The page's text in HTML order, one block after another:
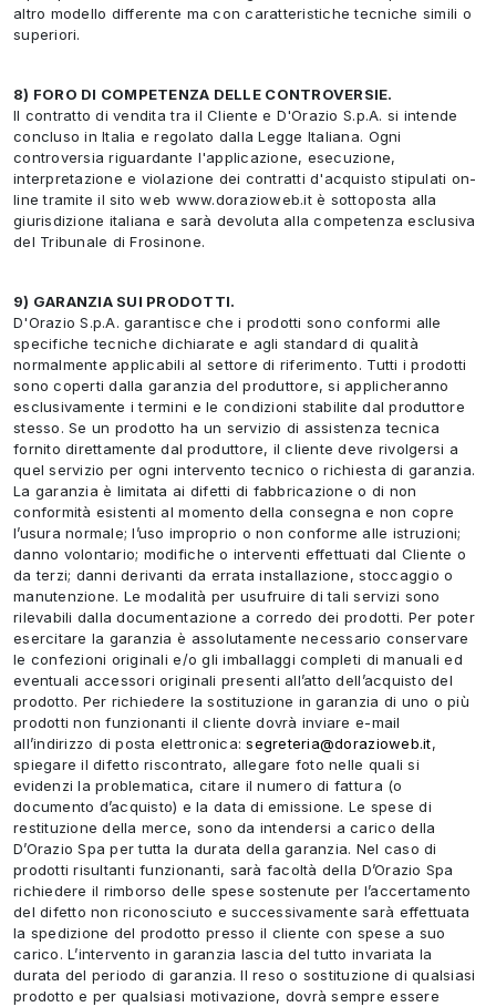
altro modello differente ma con caratteristiche tecniche simili o
superiori.
8) FORO DI COMPETENZA DELLE CONTROVERSIE.
Il contratto di vendita tra il Cliente e D'Orazio S.p.A. si intende
concluso in Italia e regolato dalla Legge Italiana. Ogni
controversia riguardante l'applicazione, esecuzione,
interpretazione e violazione dei contratti d'acquisto stipulati on-
line tramite il sito web www.dorazioweb.it è sottoposta alla
giurisdizione italiana e sarà devoluta alla competenza esclusiva
del Tribunale di Frosinone.
9) GARANZIA SUI PRODOTTI.
D'Orazio S.p.A. garantisce che i prodotti sono conformi alle
specifiche tecniche dichiarate e agli standard di qualità
normalmente applicabili al settore di riferimento. Tutti i prodotti
sono coperti dalla garanzia del produttore, si applicheranno
esclusivamente i termini e le condizioni stabilite dal produttore
stesso. Se un prodotto ha un servizio di assistenza tecnica
fornito direttamente dal produttore, il cliente deve rivolgersi a
quel servizio per ogni intervento tecnico o richiesta di garanzia.
La garanzia è limitata ai difetti di fabbricazione o di non
conformità esistenti al momento della consegna e non copre
l’usura normale; l’uso improprio o non conforme alle istruzioni;
danno volontario; modifiche o interventi effettuati dal Cliente o
da terzi; danni derivanti da errata installazione, stoccaggio o
manutenzione. Le modalità per usufruire di tali servizi sono
rilevabili dalla documentazione a corredo dei prodotti. Per poter
esercitare la garanzia è assolutamente necessario conservare
le confezioni originali e/o gli imballaggi completi di manuali ed
eventuali accessori originali presenti all’atto dell’acquisto del
prodotto. Per richiedere la sostituzione in garanzia di uno o più
prodotti non funzionanti il cliente dovrà inviare e-mail
all’indirizzo di posta elettronica:segreteria@dorazioweb.it,
spiegare il difetto riscontrato, allegare foto nelle quali si
evidenzi la problematica, citare il numero di fattura (o
documento d’acquisto) e la data di emissione. Le spese di
restituzione della merce, sono da intendersi a carico della
D’Orazio Spa per tutta la durata della garanzia. Nel caso di
prodotti risultanti funzionanti, sarà facoltà della D’Orazio Spa
richiedere il rimborso delle spese sostenute per l’accertamento
del difetto non riconosciuto e successivamente sarà effettuata
la spedizione del prodotto presso il cliente con spese a suo
carico. L’intervento in garanzia lascia del tutto invariata la
durata del periodo di garanzia. Il reso o sostituzione di qualsiasi
prodotto e per qualsiasi motivazione, dovrà sempre essere